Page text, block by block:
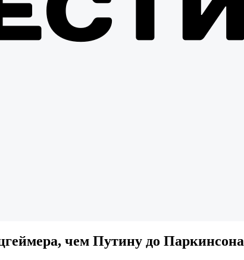
чем Путину до Паркинсона